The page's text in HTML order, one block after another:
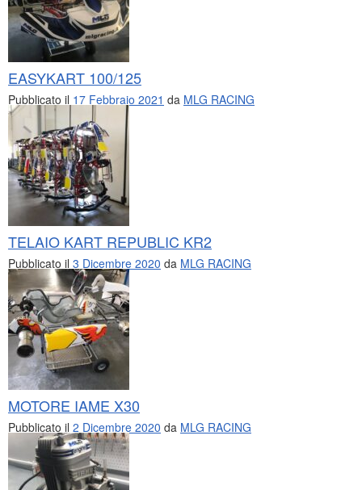
EASYKART 100/125
Pubblicato il 17 Febbraio 2021 da MLG RACING
TELAIO KART REPUBLIC KR2
Pubblicato il 3 Dicembre 2020 da MLG RACING
MOTORE IAME X30
Pubblicato il 2 Dicembre 2020 da MLG RACING